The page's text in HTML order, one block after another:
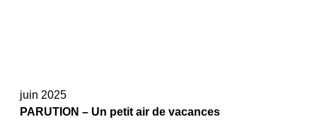
juin 2025
PARUTION – Un petit air de vacances